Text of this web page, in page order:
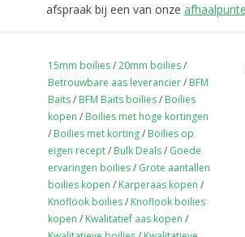
afspraak bij een van onze
15mm boilies/20mm boilies/
Betrouwbare aas leverancier/ BFM
Baits/ BFM Baits boilies/ Boilies
kopen / Boilies met hoge kortingen
/ Boilies met korting/ Boilies op
eigen recept/ Bulk Deals/ Goede
ervaringen boilies/ Grote aantallen
boilies kopen / Karperaas kopen /
Knoflook boilies/ Knoflook boilies
kopen / Kwalitatief aas kopen /